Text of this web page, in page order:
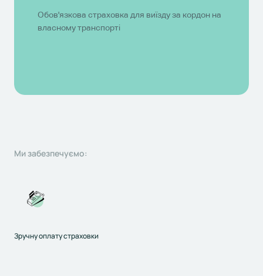
Обов'язкова страховка для виїзду за кордон на
власному транспорті
Ми забезпечуємо:
Зручну оплату страховки